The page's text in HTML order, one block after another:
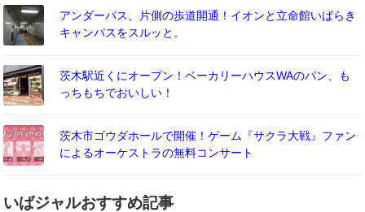
アンダーパス、片側の歩道開通！イオンと立命館いばらき
キャンパスをスルッと。
茨木駅近くにオープン！ベーカリーハウスWAのパン、も
っちもちでおいしい！
茨木市ゴウダホールで開催！ゲーム『サクラ大戦』ファン
によるオーケストラの無料コンサート
いばジャルおすすめ記事